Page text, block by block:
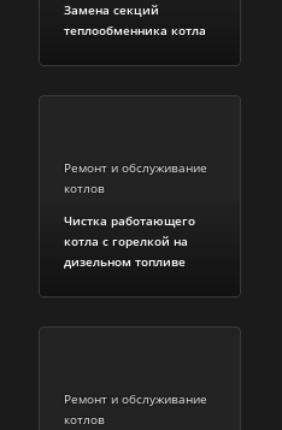
Замена секций
теплообменника котла
Ремонт и обслуживание
котлов
Чистка работающего
котла с горелкой на
дизельном топливе
Ремонт и обслуживание
котлов